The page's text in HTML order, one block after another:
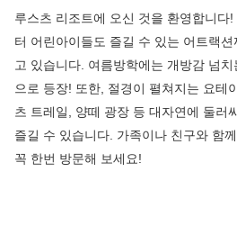
루스츠 리조트에 오신 것을 환영합니다
터 어린아이들도 즐길 수 있는 어트랙
고 있습니다. 여름방학에는 개방감 넘
으로 등장! 또한, 절경이 펼쳐지는 요테
츠 트레일, 양떼 광장 등 대자연에 둘러
즐길 수 있습니다. 가족이나 친구와 함
꼭 한번 방문해 보세요!